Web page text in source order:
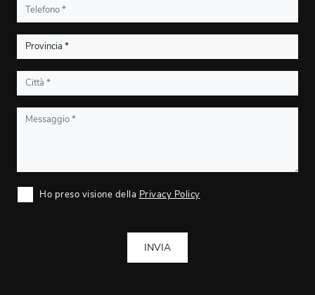
Ho preso visione della Privacy Policy
INVIA